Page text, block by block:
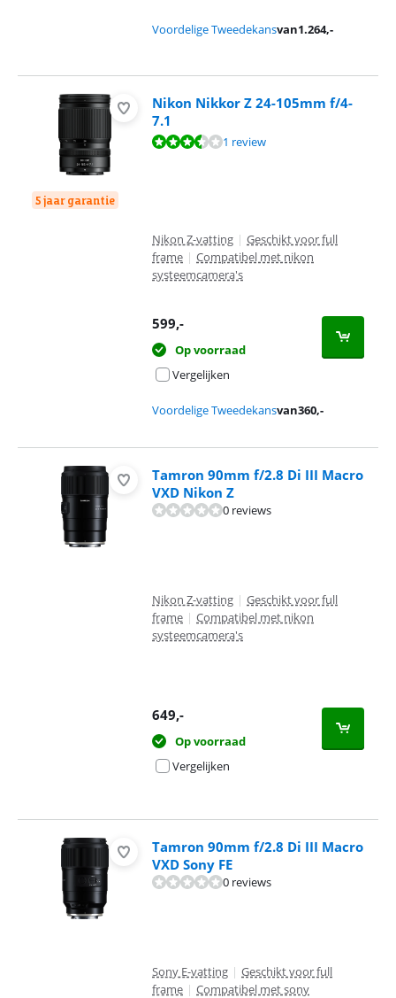
Voordelige Tweedekansvan1.264,-
5 jaar garantie
Nikon Nikkor Z 24-105mm f/4-
7.1
Beoordeling is 7,2 van de 10, gebaseerd op 1 review.
1 review
Nikon Z-vatting | Geschikt voor full
frame | Compatibel met nikon
systeemcamera's
599,-
Op voorraad
Vergelijken
Voordelige Tweedekansvan360,-
Tamron 90mm f/2.8 Di III Macro
VXD Nikon Z
0 reviews
Nikon Z-vatting | Geschikt voor full
frame | Compatibel met nikon
systeemcamera's
649,-
Op voorraad
Vergelijken
Tamron 90mm f/2.8 Di III Macro
VXD Sony FE
0 reviews
Sony E-vatting | Geschikt voor full
frame | Compatibel met sony